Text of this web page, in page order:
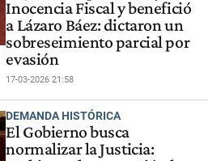
Inocencia Fiscal y benefició
a Lázaro Báez: dictaron un
sobreseimiento parcial por
evasión
17-03-2026 21:58
DEMANDA HISTÓRICA
El Gobierno busca
normalizar la Justicia: